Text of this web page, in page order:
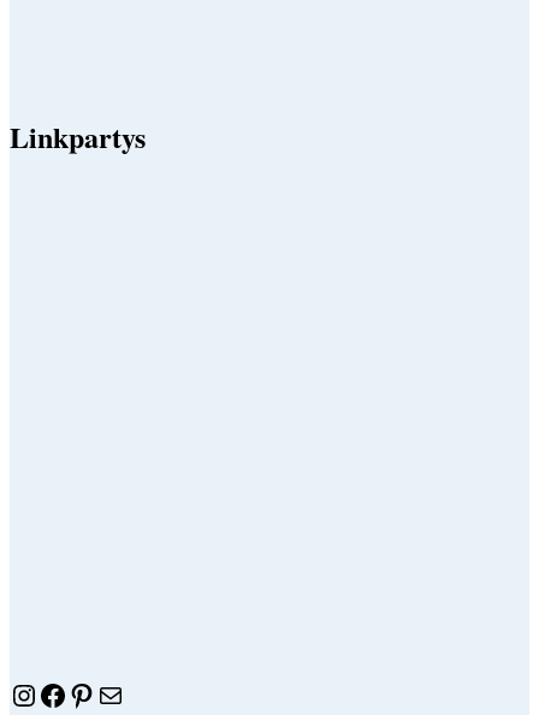
Linkpartys
Instagram
Facebook
Pinterest
E-Mail